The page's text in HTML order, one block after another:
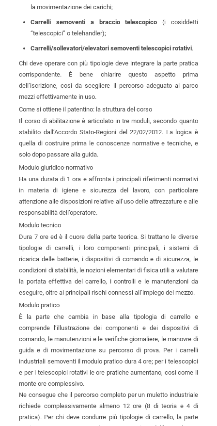
la movimentazione dei carichi;
Carrelli semoventi a braccio telescopico (i cosiddetti
“telescopici” o telehandler);
Carrelli/sollevatori/elevatori semoventi telescopici rotativi.
Chi deve operare con più tipologie deve integrare la parte pratica
corrispondente. È bene chiarire questo aspetto prima
dell’iscrizione, così da scegliere il percorso adeguato al parco
mezzi effettivamente in uso.
Come si ottiene il patentino: la struttura del corso
Il corso di abilitazione è articolato in tre moduli, secondo quanto
stabilito dall’Accordo Stato-Regioni del 22/02/2012. La logica è
quella di costruire prima le conoscenze normative e tecniche, e
solo dopo passare alla guida.
Modulo giuridico-normativo
Ha una durata di 1 ora e affronta i principali riferimenti normativi
in materia di igiene e sicurezza del lavoro, con particolare
attenzione alle disposizioni relative all’uso delle attrezzature e alle
responsabilità dell’operatore.
Modulo tecnico
Dura 7 ore ed è il cuore della parte teorica. Si trattano le diverse
tipologie di carrelli, i loro componenti principali, i sistemi di
ricarica delle batterie, i dispositivi di comando e di sicurezza, le
condizioni di stabilità, le nozioni elementari di fisica utili a valutare
la portata effettiva del carrello, i controlli e le manutenzioni da
eseguire, oltre ai principali rischi connessi all’impiego del mezzo.
Modulo pratico
È la parte che cambia in base alla tipologia di carrello e
comprende l’illustrazione dei componenti e dei dispositivi di
comando, le manutenzioni e le verifiche giornaliere, le manovre di
guida e di movimentazione su percorso di prova. Per i carrelli
industriali semoventi il modulo pratico dura 4 ore; per i telescopici
e per i telescopici rotativi le ore pratiche aumentano, così come il
monte ore complessivo.
Ne consegue che il percorso completo per un muletto industriale
richiede complessivamente almeno 12 ore (8 di teoria e 4 di
pratica). Per chi deve condurre più tipologie di carrello, la parte